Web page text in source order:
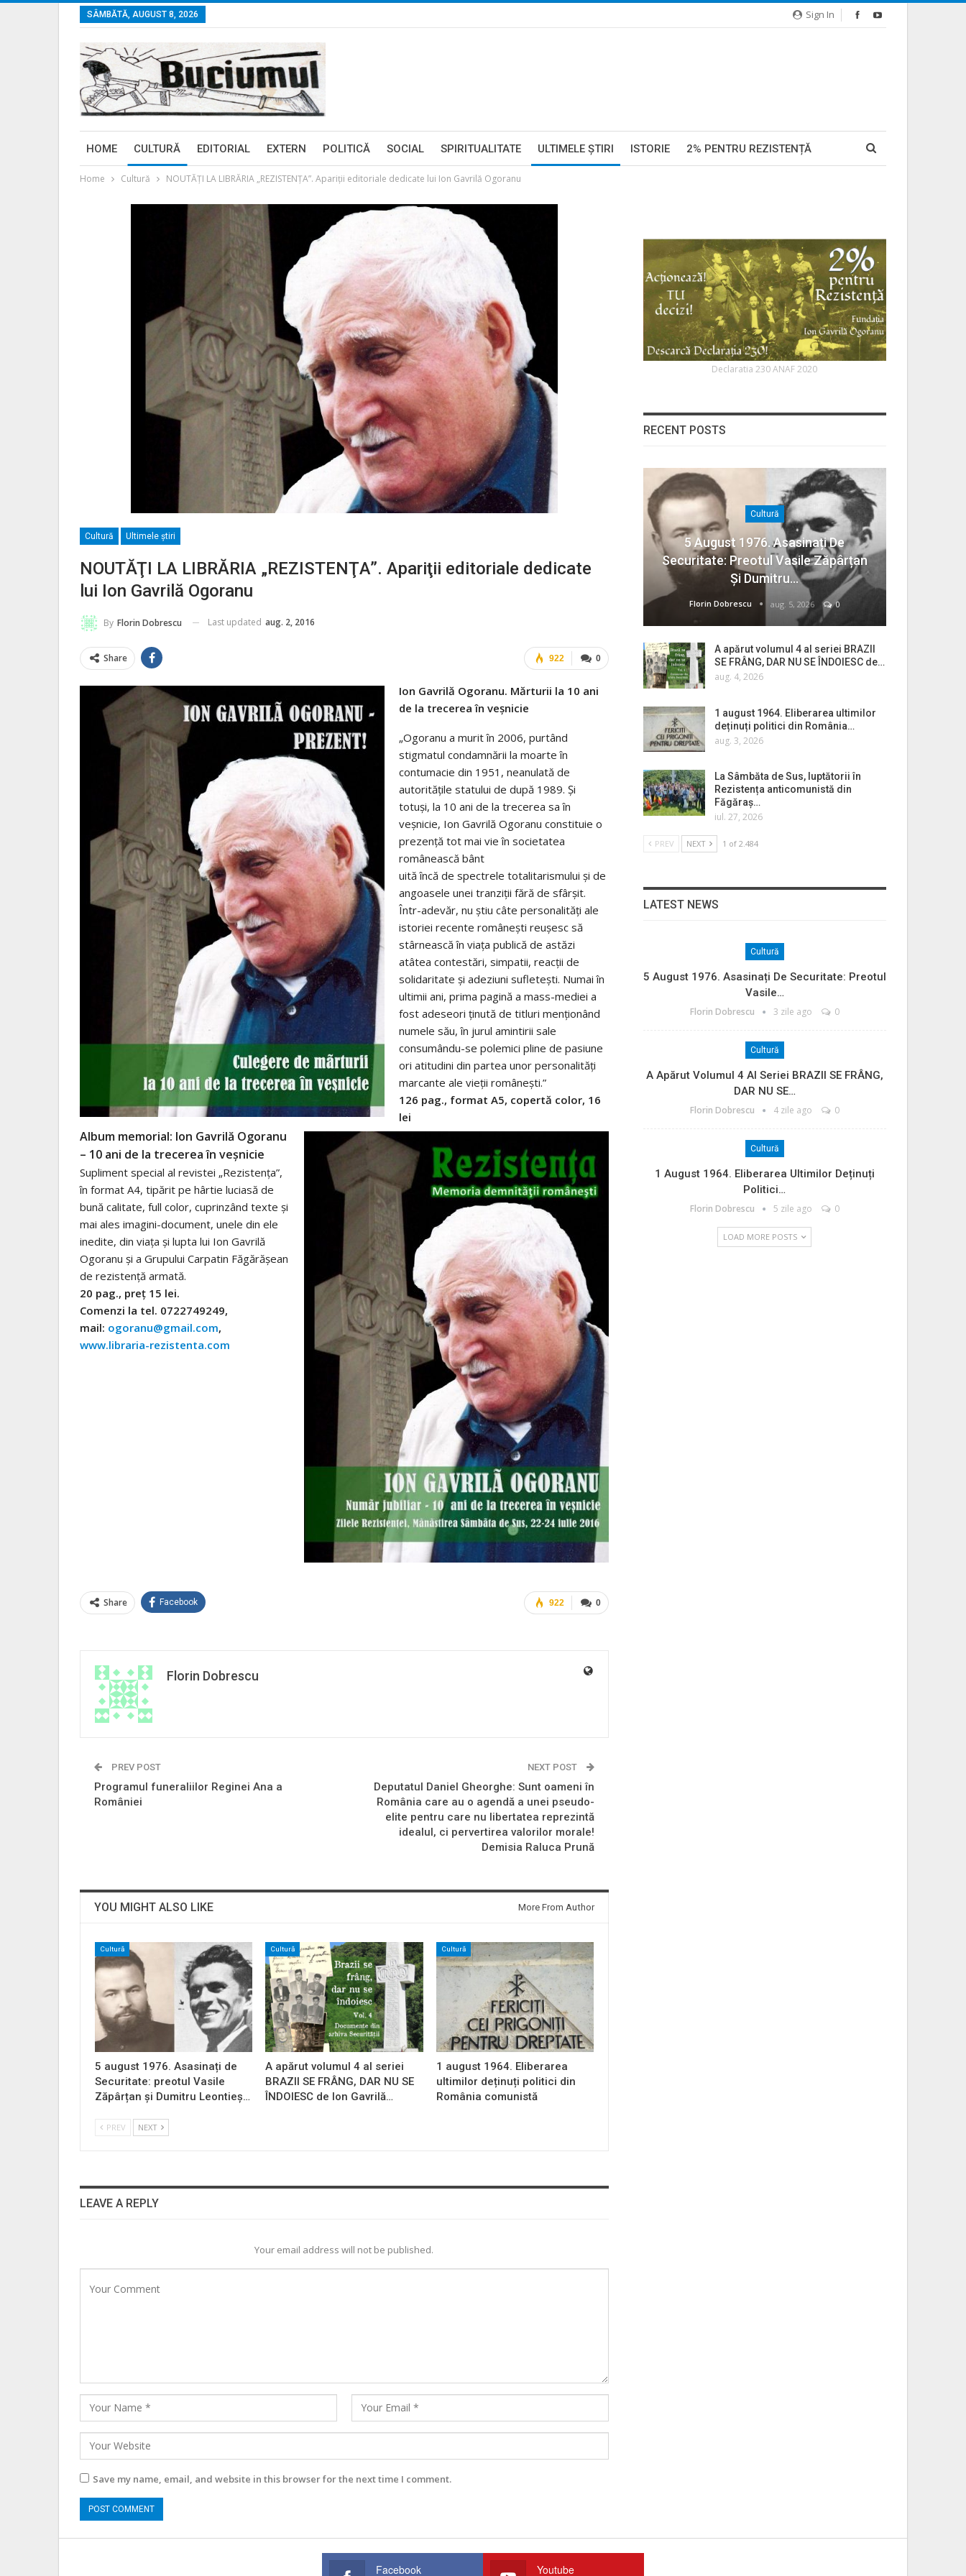
Sign In
SÂMBĂTĂ, AUGUST 8, 2026
HOME CULTURĂ EDITORIAL EXTERN POLITICĂ SOCIAL SPIRITUALITATE ULTIMELE ŞTIRI ISTORIE 2% PENTRU REZISTENȚĂ
Home Cultură NOUTĂŢI LA LIBRĂRIA „REZISTENŢA”. Apariţii editoriale dedicate lui Ion Gavrilă Ogoranu
Cultură Ultimele ştiri
NOUTĂŢI LA LIBRĂRIA „REZISTENŢA”. Apariţii editoriale dedicate
lui Ion Gavrilă Ogoranu
By Florin Dobrescu Last updated aug. 2, 2016
0
922
Share
Ion Gavrilă Ogoranu. Mărturii la 10 ani
de la trecerea în veşnicie
„Ogoranu a murit în 2006, purtând
stigmatul condamnării la moarte în
contumacie din 1951, neanulată de
autorităţile statului de după 1989. Şi
totuşi, la 10 ani de la trecerea sa în
veşnicie, Ion Gavrilă Ogoranu constituie o
prezenţă tot mai vie în societatea
românească bânt
uită încă de spectrele totalitarismului şi de
angoasele unei tranziţii fără de sfârşit.
Într-adevăr, nu ştiu câte personalităţi ale
istoriei recente româneşti reuşesc să
stârnească în viaţa publică de astăzi
atâtea contestări, simpatii, reacţii de
solidaritate şi adeziuni sufleteşti. Numai în
ultimii ani, prima pagină a mass-mediei a
fost adeseori ţinută de titluri menţionând
numele său, în jurul amintirii sale
consumându-se polemici pline de pasiune
ori atitudini din partea unor personalităţi
marcante ale vieţii româneşti.”
126 pag., format A5, copertă color, 16
lei
Album memorial: Ion Gavrilă Ogoranu
– 10 ani de la trecerea în veşnicie
Supliment special al revistei „Rezistenţa”,
în format A4, tipărit pe hârtie luciasă de
bună calitate, full color, cuprinzând texte şi
mai ales imagini-document, unele din ele
inedite, din viaţa şi lupta lui Ion Gavrilă
Ogoranu şi a Grupului Carpatin Făgărăşean
de rezistenţă armată.
20 pag., preţ 15 lei.
Comenzi la tel. 0722749249,
mail: ogoranu@gmail.com,
www.libraria-rezistenta.com
0
922
Share Facebook
Florin Dobrescu
PREV POST
Programul funeraliilor Reginei Ana a
României
NEXT POST
Deputatul Daniel Gheorghe: Sunt oameni în
România care au o agendă a unei pseudo-
elite pentru care nu libertatea reprezintă
idealul, ci pervertirea valorilor morale!
Demisia Raluca Prună
YOU MIGHT ALSO LIKE More From Author
Cultură
5 august 1976. Asasinați de
Securitate: preotul Vasile
Zăpârțan și Dumitru Leontieș…
Cultură
A apărut volumul 4 al seriei
BRAZII SE FRÂNG, DAR NU SE
ÎNDOIESC de Ion Gavrilă…
Cultură
1 august 1964. Eliberarea
ultimilor deținuți politici din
România comunistă
PREV NEXT
LEAVE A REPLY
Your email address will not be published.
Save my name, email, and website in this browser for the next time I comment.
Declaratia 230 ANAF 2020
RECENT POSTS
Cultură
5 August 1976. Asasinați De
Securitate: Preotul Vasile Zăpârțan
Și Dumitru…
Florin Dobrescu aug. 5, 2026 0
A apărut volumul 4 al seriei BRAZII
SE FRÂNG, DAR NU SE ÎNDOIESC de…
aug. 4, 2026
1 august 1964. Eliberarea ultimilor
deținuți politici din România…
aug. 3, 2026
La Sâmbăta de Sus, luptătorii în
Rezistența anticomunistă din
Făgăraș…
iul. 27, 2026
PREV NEXT 1 of 2.484
LATEST NEWS
Cultură
5 August 1976. Asasinați De Securitate: Preotul
Vasile…
Florin Dobrescu 3 zile ago 0
Cultură
A Apărut Volumul 4 Al Seriei BRAZII SE FRÂNG,
DAR NU SE…
Florin Dobrescu 4 zile ago 0
Cultură
1 August 1964. Eliberarea Ultimilor Deținuți
Politici…
Florin Dobrescu 5 zile ago 0
LOAD MORE POSTS
Facebook Youtube